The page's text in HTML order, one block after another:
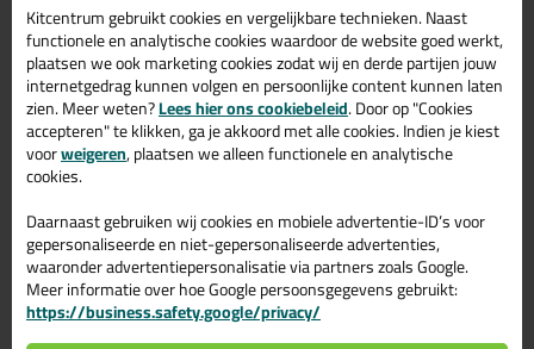
Woodfill Express
houtrotvuller in Wit
Bestel de Woodfill Express houtrotvuller in Wit vandaag nog!
Vandaag besteld = morgen in huis.
Wil je meer weten over de toepassing en kenmerken van dit
product?Lees alles over dit product >
Kitcentrum gebruikt cookies en vergelijkbare technieken. Naast
functionele en analytische cookies waardoor de website goed werkt,
plaatsen we ook marketing cookies zodat wij en derde partijen jouw
internetgedrag kunnen volgen en persoonlijke content kunnen laten
zien. Meer weten?Lees hier ons cookiebeleid. Door op "Cookies
accepteren" te klikken, ga je akkoord met alle cookies. Indien je kiest
voorweigeren, plaatsen we alleen functionele en analytische
cookies.
Daarnaast gebruiken wij cookies en mobiele advertentie-ID’s voor
gepersonaliseerde en niet-gepersonaliseerde advertenties,
waaronder advertentiepersonalisatie via partners zoals Google.
Meer informatie over hoe Google persoonsgegevens gebruikt:
https://business.safety.google/privacy/